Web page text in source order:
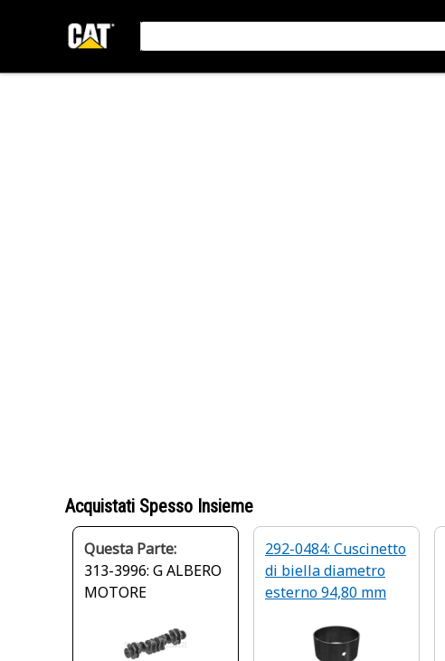
Acquistati Spesso Insieme
Questa Parte:
313-3996: G ALBERO
MOTORE
292-0484: Cuscinetto
di biella diametro
esterno 94,80 mm